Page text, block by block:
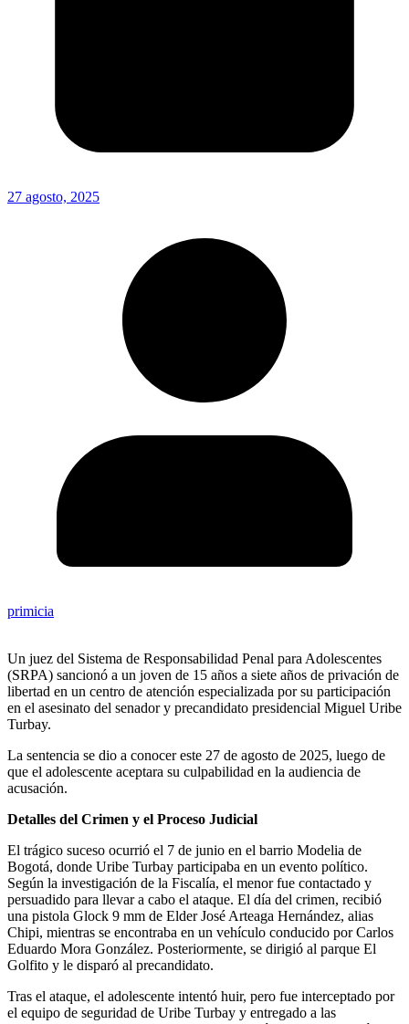
27 agosto, 2025
primicia
Un juez del Sistema de Responsabilidad Penal para Adolescentes
(SRPA) sancionó a un joven de 15 años a siete años de privación de
libertad en un centro de atención especializada por su participación
en el asesinato del senador y precandidato presidencial Miguel Uribe
Turbay.
La sentencia se dio a conocer este 27 de agosto de 2025, luego de
que el adolescente aceptara su culpabilidad en la audiencia de
acusación.
Detalles del Crimen y el Proceso Judicial
El trágico suceso ocurrió el 7 de junio en el barrio Modelia de
Bogotá, donde Uribe Turbay participaba en un evento político.
Según la investigación de la Fiscalía, el menor fue contactado y
persuadido para llevar a cabo el ataque. El día del crimen, recibió
una pistola Glock 9 mm de Elder José Arteaga Hernández, alias
Chipi, mientras se encontraba en un vehículo conducido por Carlos
Eduardo Mora González. Posteriormente, se dirigió al parque El
Golfito y le disparó al precandidato.
Tras el ataque, el adolescente intentó huir, pero fue interceptado por
el equipo de seguridad de Uribe Turbay y entregado a las